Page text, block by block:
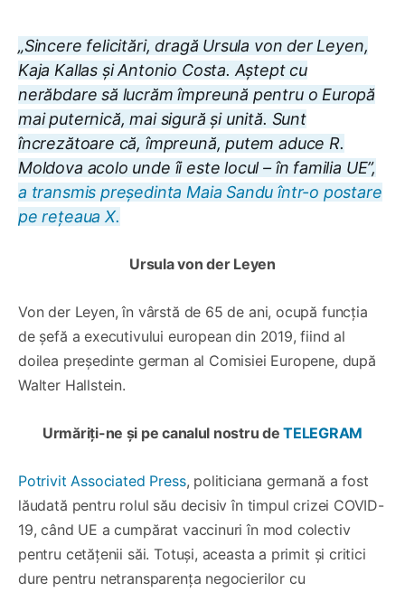
„Sincere felicitări, dragă Ursula von der Leyen,
Kaja Kallas și Antonio Costa. Aștept cu
nerăbdare să lucrăm împreună pentru o Europă
mai puternică, mai sigură și unită. Sunt
încrezătoare că, împreună, putem aduce R.
Moldova acolo unde îi este locul – în familia UE”,
a transmis președinta Maia Sandu într-o postare
pe rețeaua X.
Ursula von der Leyen
Von der Leyen, în vârstă de 65 de ani, ocupă funcția
de șefă a executivului european din 2019, fiind al
doilea președinte german al Comisiei Europene, după
Walter Hallstein.
Urmăriți-ne și pe canalul nostru deTELEGRAM
Potrivit Associated Press, politiciana germană a fost
lăudată pentru rolul său decisiv în timpul crizei COVID-
19, când UE a cumpărat vaccinuri în mod colectiv
pentru cetățenii săi. Totuși, aceasta a primit și critici
dure pentru netransparența negocierilor cu